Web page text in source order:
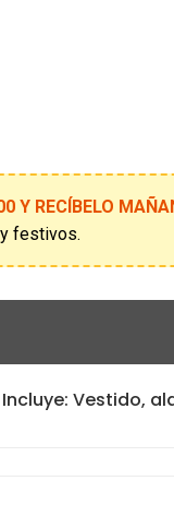
Y RECÍBELO
festivos.
Incluye: Vestido,